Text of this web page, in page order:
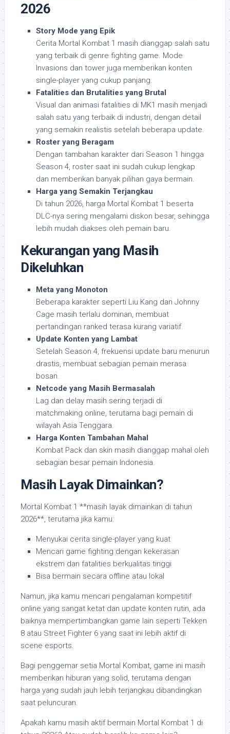
2026
Story Mode yang Epik
Cerita Mortal Kombat 1 masih dianggap salah satu
yang terbaik di genre fighting game. Mode
Invasions dan tower juga memberikan konten
single-player yang cukup panjang.
Fatalities dan Brutalities yang Brutal
Visual dan animasi fatalities di MK1 masih menjadi
salah satu yang terbaik di industri, dengan detail
yang semakin realistis setelah beberapa update.
Roster yang Beragam
Dengan tambahan karakter dari Season 1 hingga
Season 4, roster saat ini sudah cukup lengkap
dan memberikan banyak pilihan gaya bermain.
Harga yang Semakin Terjangkau
Di tahun 2026, harga Mortal Kombat 1 beserta
DLC-nya sering mengalami diskon besar, sehingga
lebih mudah diakses oleh pemain baru.
Kekurangan yang Masih
Dikeluhkan
Meta yang Monoton
Beberapa karakter seperti Liu Kang dan Johnny
Cage masih terlalu dominan, membuat
pertandingan ranked terasa kurang variatif.
Update Konten yang Lambat
Setelah Season 4, frekuensi update baru menurun
drastis, membuat sebagian pemain merasa
bosan.
Netcode yang Masih Bermasalah
Lag dan delay masih sering terjadi di
matchmaking online, terutama bagi pemain di
wilayah Asia Tenggara.
Harga Konten Tambahan Mahal
Kombat Pack dan skin masih dianggap mahal oleh
sebagian besar pemain Indonesia.
Masih Layak Dimainkan?
Mortal Kombat 1 **masih layak dimainkan di tahun
2026**, terutama jika kamu:
Menyukai cerita single-player yang kuat
Mencari game fighting dengan kekerasan
ekstrem dan fatalities berkualitas tinggi
Bisa bermain secara offline atau lokal
Namun, jika kamu mencari pengalaman kompetitif
online yang sangat ketat dan update konten rutin, ada
baiknya mempertimbangkan game lain seperti Tekken
8 atau Street Fighter 6 yang saat ini lebih aktif di
scene esports.
Bagi penggemar setia Mortal Kombat, game ini masih
memberikan hiburan yang solid, terutama dengan
harga yang sudah jauh lebih terjangkau dibandingkan
saat peluncuran.
Apakah kamu masih aktif bermain Mortal Kombat 1 di